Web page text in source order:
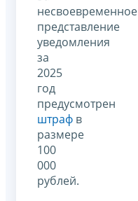
несвоевременное
представление
уведомления
за
2025
год
предусмотрен
штраф в
размере
100
000
рублей.